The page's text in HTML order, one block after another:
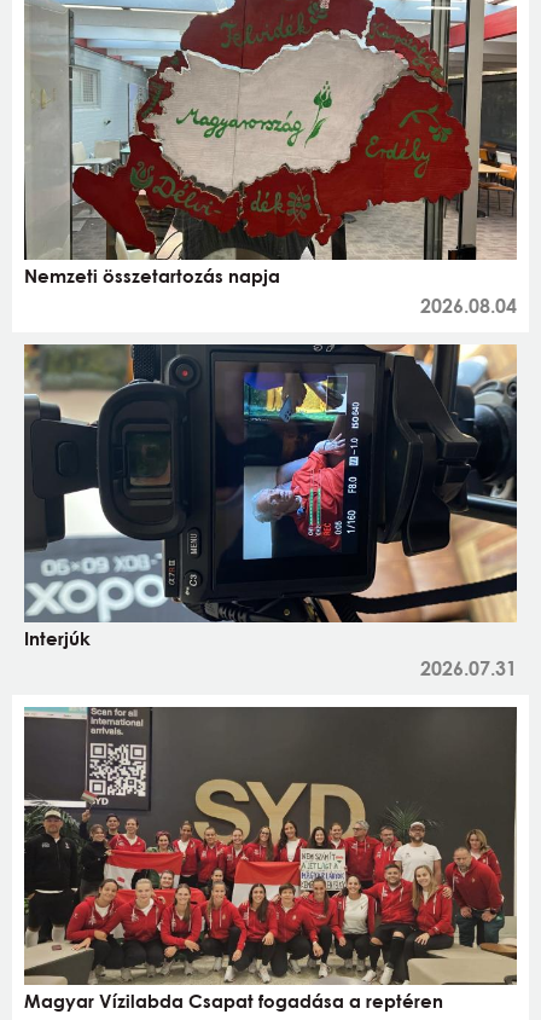
Nemzeti összetartozás napja
2026.08.04
Interjúk
2026.07.31
Magyar Vízilabda Csapat fogadása a reptéren